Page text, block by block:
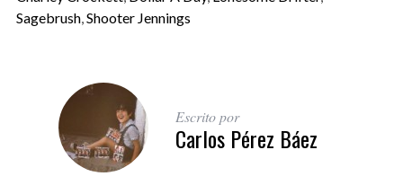
Sagebrush,Shooter Jennings
Escrito por
Carlos Pérez Báez